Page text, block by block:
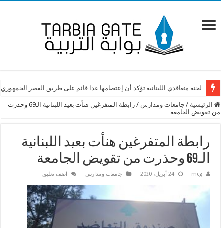
لجنة متعاقدي اللبنانية تؤكد أن إعتصامها غدا قائم على طريق القصر الجمهوري
الرئيسية / جامعات ومدارس /
رابطة المتفرغين هنأت بعيد اللبنانية الـ69 وحذرت
من تقويض الجامعة
رابطة المتفرغين هنأت بعيد اللبنانية
الـ69 وحذرت من تقويض الجامعة
mcg 24 أبريل، 2020 جامعات ومدارس اضف تعليق